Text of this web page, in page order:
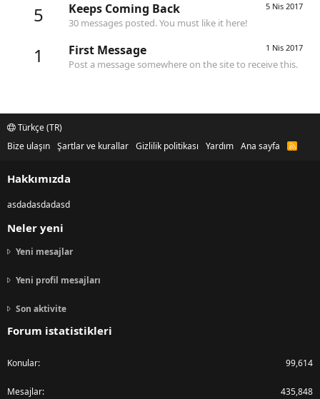
5 5 Nis 2017
Keeps Coming Back
30 messages posted. You must like it here!
1 1 Nis 2017
First Message
Post a message somewhere on the site to receive this.
Türkçe (TR)
Bize ulaşın Şartlar ve kurallar Gizlilik politikası Yardım Ana sayfa
R
Hakkımızda
asdadasdadasd
Neler yeni
Yeni mesajlar
Yeni profil mesajları
Son aktivite
Forum istatistikleri
Konular 99,614
Mesajlar 435,848